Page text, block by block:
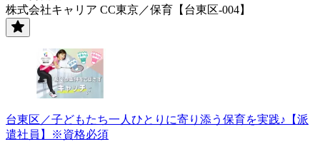
株式会社キャリア CC東京／保育【台東区-004】
台東区／子どもたち一人ひとりに寄り添う保育を実践♪【派
遣社員】※資格必須